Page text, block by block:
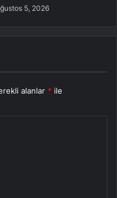
5, 2026
alanlar * ile